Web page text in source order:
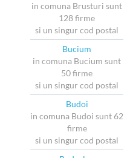
in comuna Brusturi sunt
128 firme
si un singur cod postal
Bucium
in comuna Bucium sunt
50 firme
si un singur cod postal
Budoi
in comuna Budoi sunt 62
firme
si un singur cod postal